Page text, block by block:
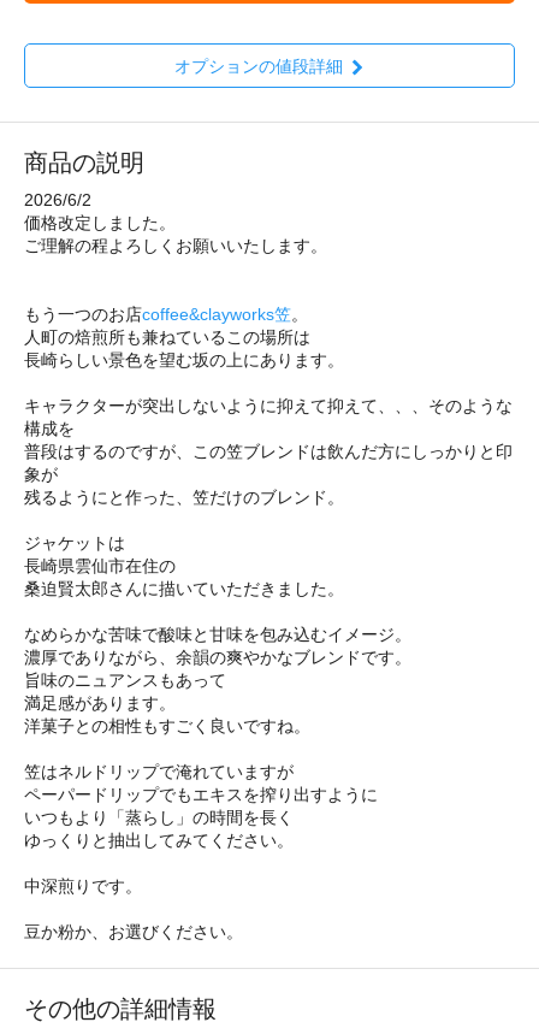
オプションの値段詳細
商品の説明
2026/6/2
価格改定しました。
ご理解の程よろしくお願いいたします。
もう一つのお店coffee&clayworks笠。
人町の焙煎所も兼ねているこの場所は
長崎らしい景色を望む坂の上にあります。
キャラクターが突出しないように抑えて抑えて、、、そのような
構成を
普段はするのですが、この笠ブレンドは飲んだ方にしっかりと印
象が
残るようにと作った、笠だけのブレンド。
ジャケットは
長崎県雲仙市在住の
桑迫賢太郎さんに描いていただきました。
なめらかな苦味で酸味と甘味を包み込むイメージ。
濃厚でありながら、余韻の爽やかなブレンドです。
旨味のニュアンスもあって
満足感があります。
洋菓子との相性もすごく良いですね。
笠はネルドリップで淹れていますが
ペーパードリップでもエキスを搾り出すように
いつもより「蒸らし」の時間を長く
ゆっくりと抽出してみてください。
中深煎りです。
豆か粉か、お選びください。
その他の詳細情報